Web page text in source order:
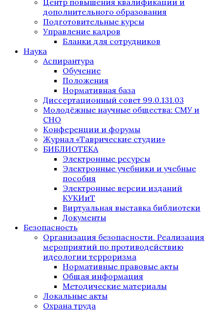
Центр повышения квалификации и
дополнительного образования
Подготовительные курсы
Управление кадров
Бланки для сотрудников
Наука
Аспирантура
Обучение
Положения
Нормативная база
Диссертационный совет 99.0.131.03
Молодёжные научные общества: СМУ и
СНО
Конференции и форумы
Журнал «Таврические студии»
БИБЛИОТЕКА
Электронные ресурсы
Электронные учебники и учебные
пособия
Электронные версии изданий
КУКИиТ
Виртуальная выставка библиотеки
Документы
Безопасность
Организация безопасности. Реализация
мероприятий по противодействию
идеологии терроризма
Нормативные правовые акты
Общая информация
Методические материалы
Локальные акты
Охрана труда